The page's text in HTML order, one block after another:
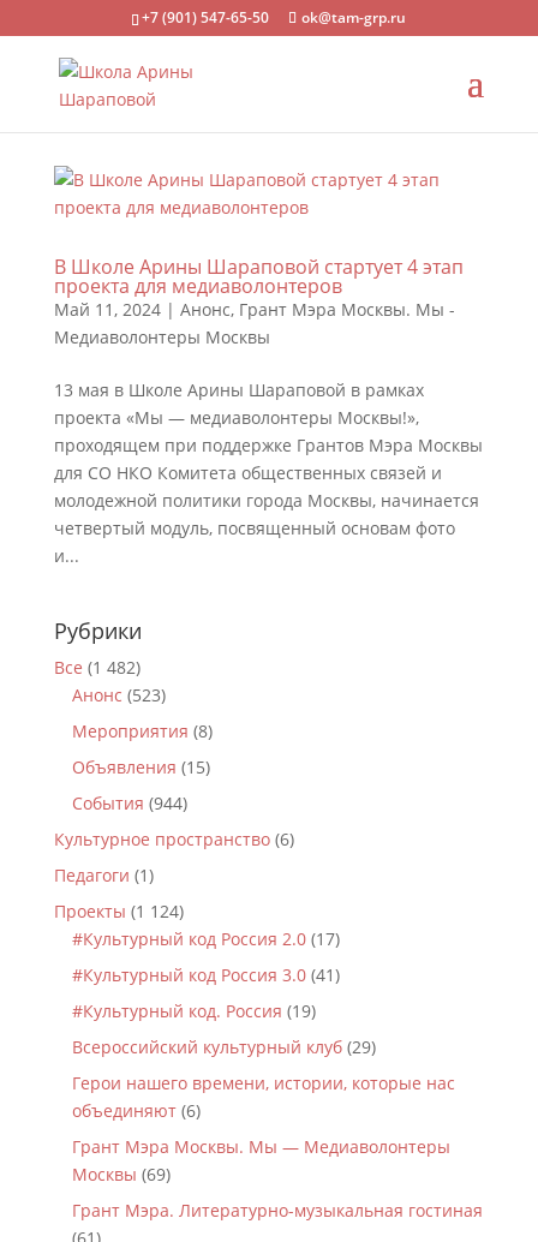
+7 (901) 547-65-50 ok@tam-grp.ru
В Школе Арины Шараповой стартует 4 этап
проекта для медиаволонтеров
Май 11, 2024| Анонс, Грант Мэра Москвы. Мы -
Медиаволонтеры Москвы
13 мая в Школе Арины Шараповой в рамках
проекта «Мы — медиаволонтеры Москвы!»,
проходящем при поддержке Грантов Мэра Москвы
для СО НКО Комитета общественных связей и
молодежной политики города Москвы, начинается
четвертый модуль, посвященный основам фото
и...
Рубрики
Все (1 482)
Анонс (523)
Мероприятия (8)
Объявления (15)
События (944)
Культурное пространство(6)
Педагоги (1)
Проекты (1 124)
#Культурный код Россия 2.0(17)
#Культурный код Россия 3.0(41)
#Культурный код. Россия (19)
Всероссийский культурный клуб(29)
Герои нашего времени, истории, которые нас
объединяют(6)
Грант Мэра Москвы. Мы — Медиаволонтеры
Москвы (69)
Грант Мэра. Литературно-музыкальная гостиная